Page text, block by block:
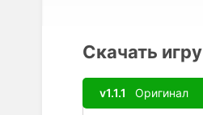
Скачать игру
v1.1.1 Оригинал